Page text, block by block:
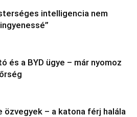
intelligencia nem
és a BYD ügye – már nyomoz
özvegyek – a katona férj halála